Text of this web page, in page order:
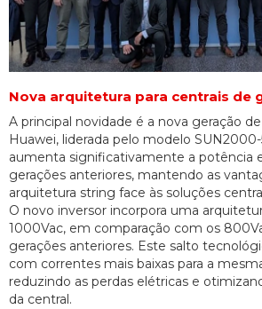
Nova arquitetura para centrais de
A principal novidade é a nova geração
Huawei, liderada pelo modelo SUN2000-
aumenta significativamente a potência
gerações anteriores, mantendo as
arquitetura string face às soluções
O novo inversor incorpora uma
1000Vac, em comparação com os
gerações anteriores. Este salto
com correntes mais baixas para a
reduzindo as perdas elétricas e
da central.